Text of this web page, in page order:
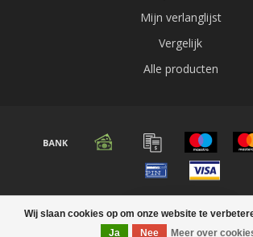
Wij slaan cookies op om onze website te
Ja
Nee Meer over
Mijn verlanglijst
Vergelijk
Alle producten
© Copyright 2026 Audio
FILTERS